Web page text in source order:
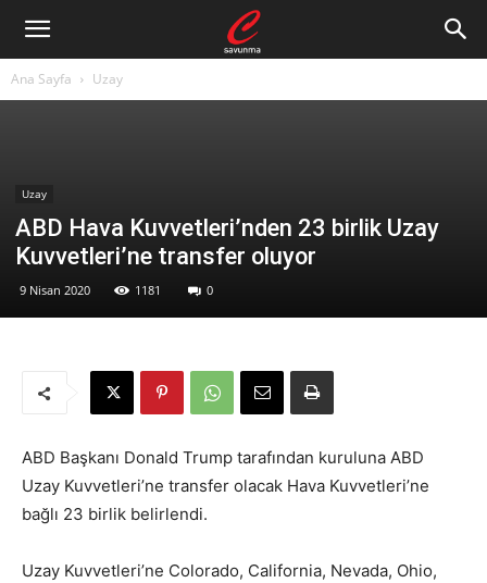
Ana Sayfa Uzay
Uzay
ABD Hava Kuvvetleri’nden 23 birlik Uzay
Kuvvetleri’ne transfer oluyor
9 Nisan 2020 1181 0
ABD Başkanı Donald Trump tarafından kuruluna ABD
Uzay Kuvvetleri’ne transfer olacak Hava Kuvvetleri’ne
bağlı 23 birlik belirlendi.
Uzay Kuvvetleri’ne Colorado, California, Nevada, Ohio,